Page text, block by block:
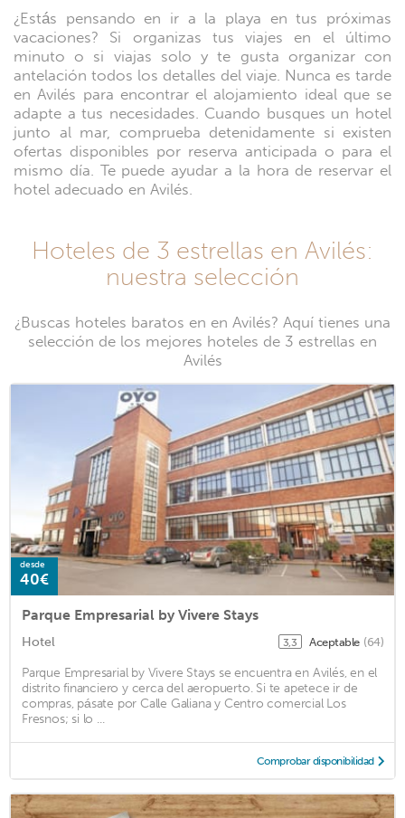
¿Estás pensando en ir a la playa en tus próximas
vacaciones? Si organizas tus viajes en el último
minuto o si viajas solo y te gusta organizar con
antelación todos los detalles del viaje. Nunca es tarde
en Avilés para encontrar el alojamiento ideal que se
adapte a tus necesidades. Cuando busques un hotel
junto al mar, comprueba detenidamente si existen
ofertas disponibles por reserva anticipada o para el
mismo día. Te puede ayudar a la hora de reservar el
hotel adecuado en Avilés.
Hoteles de 3 estrellas en Avilés:
nuestra selección
¿Buscas hoteles baratos en en Avilés? Aquí tienes una
selección de los mejores hoteles de 3 estrellas en
Avilés
desde
40€
Parque Empresarial by Vivere Stays
Hotel 3,3 Aceptable (64)
Parque Empresarial by Vivere Stays se encuentra en Avilés, en el
distrito financiero y cerca del aeropuerto. Si te apetece ir de
compras, pásate por Calle Galiana y Centro comercial Los
Fresnos; si lo ...
Comprobar disponibilidad